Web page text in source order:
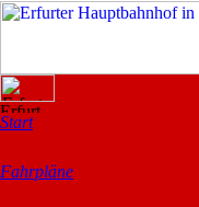
Start
Fahrpläne